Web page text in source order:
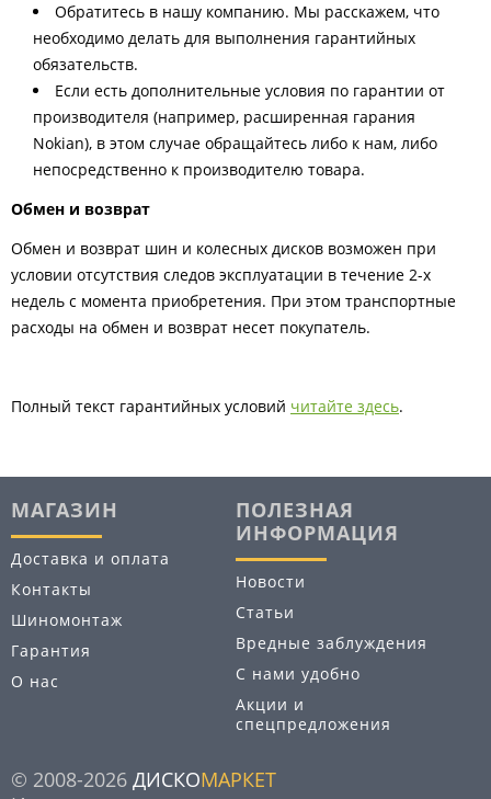
Обратитесь в нашу компанию. Мы расскажем, что
необходимо делать для выполнения гарантийных
обязательств.
Если есть дополнительные условия по гарантии от
производителя (например, расширенная гарания
Nokian), в этом случае обращайтесь либо к нам, либо
непосредственно к производителю товара.
Обмен и возврат
Обмен и возврат шин и колесных дисков возможен при
условии отсутствия следов эксплуатации в течение 2-х
недель с момента приобретения. При этом транспортные
расходы на обмен и возврат несет покупатель.
Полный текст гарантийных условий читайте здесь.
МАГАЗИН
Доставка и оплата
Контакты
Шиномонтаж
Гарантия
О нас
ПОЛЕЗНАЯ
ИНФОРМАЦИЯ
Новости
Статьи
Вредные заблуждения
С нами удобно
Акции и
спецпредложения
© 2008-2026 ДИСКОМАРКЕТ